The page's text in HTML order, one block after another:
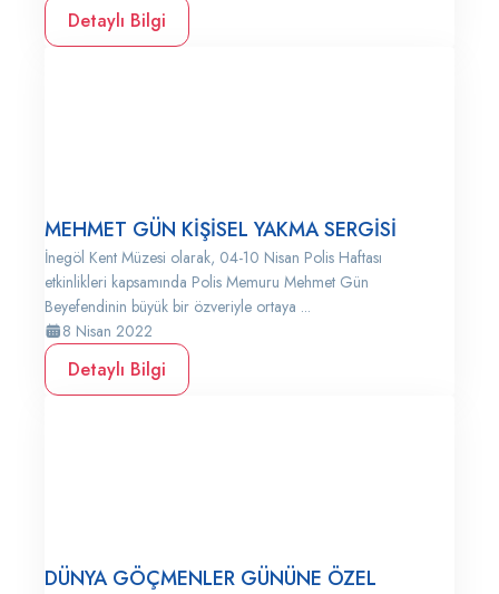
Detaylı Bilgi
MEHMET GÜN KİŞİSEL YAKMA SERGİSİ
İnegöl Kent Müzesi olarak, 04-10 Nisan Polis Haftası
etkinlikleri kapsamında Polis Memuru Mehmet Gün
Beyefendinin büyük bir özveriyle ortaya ...
8 Nisan 2022
Detaylı Bilgi
DÜNYA GÖÇMENLER GÜNÜNE ÖZEL